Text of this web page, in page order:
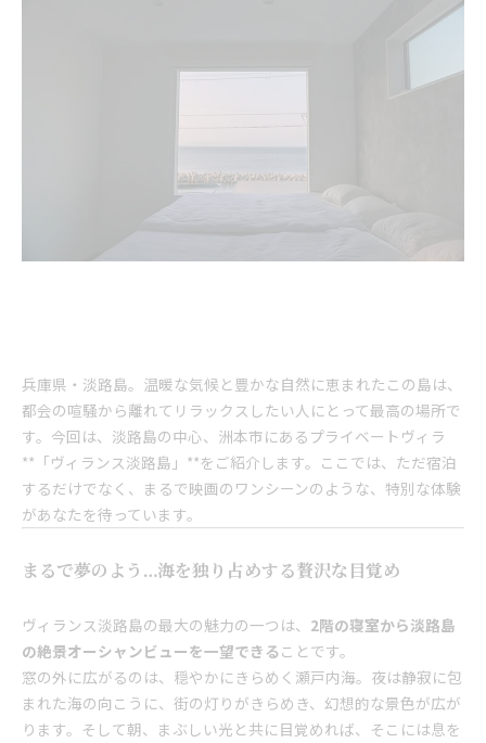
兵庫県・淡路島。温暖な気候と豊かな自然に恵まれたこの島は、
都会の喧騒から離れてリラックスしたい人にとって最高の場所で
す。今回は、淡路島の中心、洲本市にあるプライベートヴィラ
**「ヴィランス淡路島」**をご紹介します。ここでは、ただ宿泊
するだけでなく、まるで映画のワンシーンのような、特別な体験
があなたを待っています。
まるで夢のよう…海を独り占めする贅沢な目覚め
ヴィランス淡路島の最大の魅力の一つは、 2階の寝室から淡路島
の絶景オーシャンビューを一望できることです。
窓の外に広がるのは、穏やかにきらめく瀬戸内海。夜は静寂に包
まれた海の向こうに、街の灯りがきらめき、幻想的な景色が広が
ります。そして朝、まぶしい光と共に目覚めれば、そこには息を